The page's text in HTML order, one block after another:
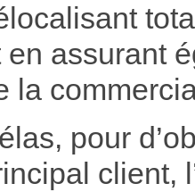
en assurant
la
pour
client,